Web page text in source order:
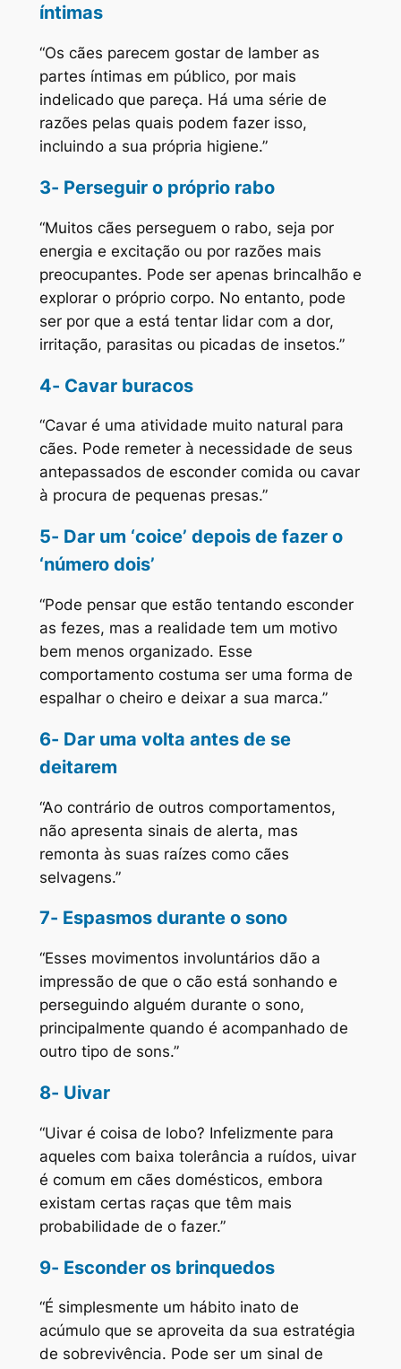
íntimas
“Os cães parecem gostar de lamber as
partes íntimas em público, por mais
indelicado que pareça. Há uma série de
razões pelas quais podem fazer isso,
incluindo a sua própria higiene.”
3- Perseguir o próprio rabo
“Muitos cães perseguem o rabo, seja por
energia e excitação ou por razões mais
preocupantes. Pode ser apenas brincalhão e
explorar o próprio corpo. No entanto, pode
ser por que a está tentar lidar com a dor,
irritação, parasitas ou picadas de insetos.”
4- Cavar buracos
“Cavar é uma atividade muito natural para
cães. Pode remeter à necessidade de seus
antepassados de esconder comida ou cavar
à procura de pequenas presas.”
5- Dar um ‘coice’ depois de fazer o
‘número dois’
“Pode pensar que estão tentando esconder
as fezes, mas a realidade tem um motivo
bem menos organizado. Esse
comportamento costuma ser uma forma de
espalhar o cheiro e deixar a sua marca.”
6- Dar uma volta antes de se
deitarem
“Ao contrário de outros comportamentos,
não apresenta sinais de alerta, mas
remonta às suas raízes como cães
selvagens.”
7- Espasmos durante o sono
“Esses movimentos involuntários dão a
impressão de que o cão está sonhando e
perseguindo alguém durante o sono,
principalmente quando é acompanhado de
outro tipo de sons.”
8- Uivar
“Uivar é coisa de lobo? Infelizmente para
aqueles com baixa tolerância a ruídos, uivar
é comum em cães domésticos, embora
existam certas raças que têm mais
probabilidade de o fazer.”
9- Esconder os brinquedos
“É simplesmente um hábito inato de
acúmulo que se aproveita da sua estratégia
de sobrevivência. Pode ser um sinal de